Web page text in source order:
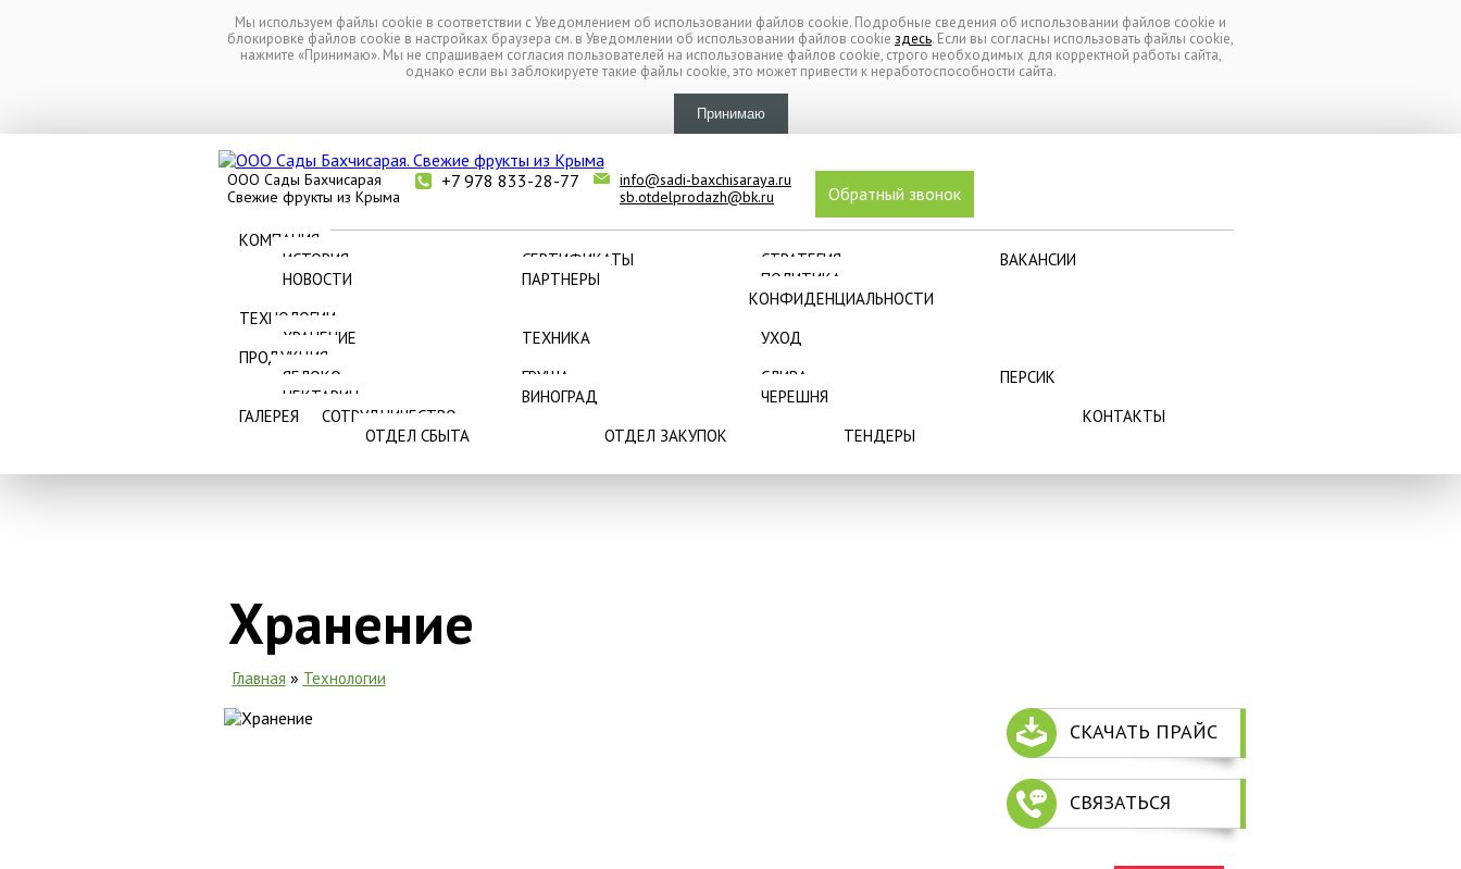
Мы используем файлы cookie в соответствии с Уведомлением об использовании файлов cookie. Подробные сведения об использовании файлов cookie и
блокировке файлов cookie в настройках браузера см. в Уведомлении об использовании файлов cookie здесь. Если вы согласны использовать файлы cookie,
нажмите «Принимаю». Мы не спрашиваем согласия пользователей на использование файлов cookie, строго необходимых для корректной работы сайта,
однако если вы заблокируете такие файлы cookie, это может привести к неработоспособности сайта.
КОМПАНИЯ
ИСТОРИЯ
СЕРТИФИКАТЫ СТРАТЕГИЯ
ВАКАНСИИ
ПАРТНЕРЫ
ПОЛИТИКА
ПРОДУКЦИЯ
ЯБЛОКО
ГРУША СЛИВА
НЕКТАРИН
ЧЕРЕШНЯ
ООО Сады Бахчисарая
Свежие фрукты из Крыма
+7 978 833-28-77
info@sadi-baxchisaraya.ru
sb.otdelprodazh@bk.ru
Обратный звонок
КОМПАНИЯ
ИСТОРИЯ
СЕРТИФИКАТЫ СТРАТЕГИЯ
ВАКАНСИИ
НОВОСТИ
ПАРТНЕРЫ
ПОЛИТИКА
КОНФИДЕНЦИАЛЬНОСТИ
ТЕХНОЛОГИИ
ХРАНЕНИЕ
ТЕХНИКА
УХОД
ПРОДУКЦИЯ
ЯБЛОКО
ГРУША СЛИВА
ПЕРСИК
НЕКТАРИН
ВИНОГРАД
ЧЕРЕШНЯ
ГАЛЕРЕЯ
СОТРУДНИЧЕСТВО
ОТДЕЛ СБЫТА
ОТДЕЛ ЗАКУПОК ТЕНДЕРЫ
КОНТАКТЫ
Хранение
Вы здесь
Главная » Технологии
СКАЧАТЬ ПРАЙС
СВЯЗАТЬСЯ